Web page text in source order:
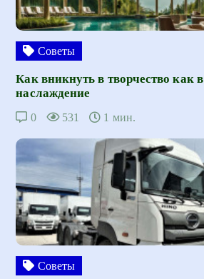
Советы
Как вникнуть в творчество как в
наслаждение
0 531 1 мин.
Советы